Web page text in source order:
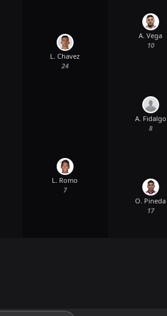
L. Romo
7
L. Chavez
24
O. Pineda
17
A. Fidalgo
8
A. Vega
10